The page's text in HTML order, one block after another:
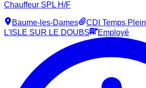
Chauffeur SPL H/F
Baume-les-Dames CDI Temps Plein
L'ISLE SUR LE DOUBS
Employé